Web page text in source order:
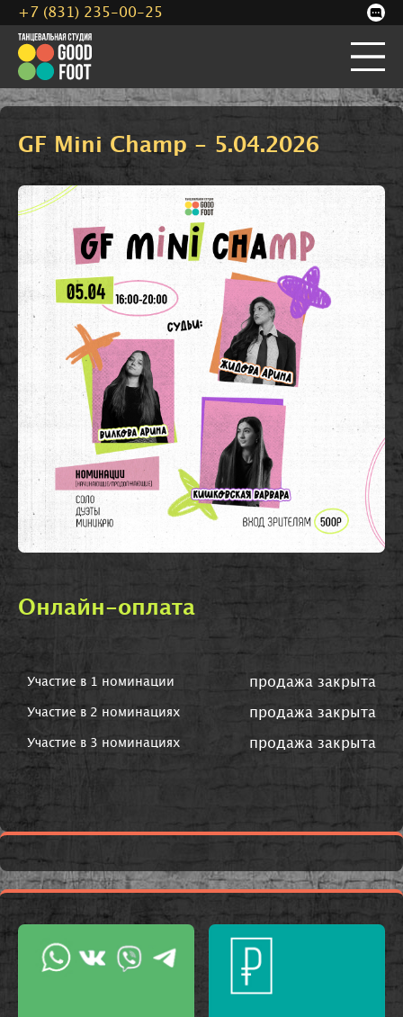
GF Mini Champ - 5.04.2026
Онлайн-оплата
Участие в 1 номинации продажа закрыта
Участие в 2 номинациях продажа закрыта
Участие в 3 номинациях продажа закрыта
+7 (831) 235-00-25